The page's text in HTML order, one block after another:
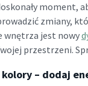
moment,
zmiany,
wnętrza jest nowy
przestrzeni.
kolory – dodaj